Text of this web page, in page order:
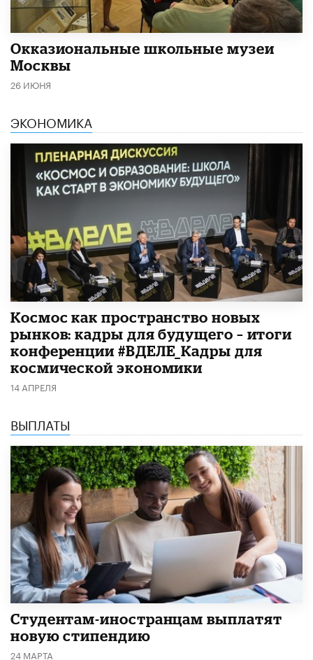
​Окказиональные школьные музеи
Москвы
26 ИЮНЯ
ЭКОНОМИКА
Космос как пространство новых
рынков: кадры для будущего – итоги
конференции #ВДЕЛЕ_Кадры для
космической экономики
14 АПРЕЛЯ
ВЫПЛАТЫ
Студентам-иностранцам выплатят
новую стипендию
24 МАРТА